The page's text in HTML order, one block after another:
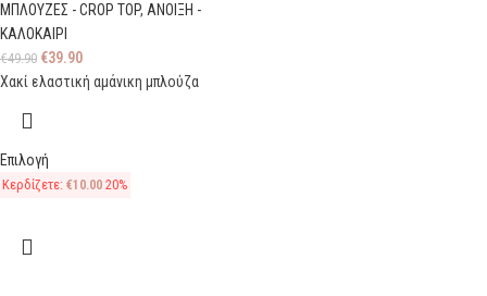
ΜΠΛΟΥΖΕΣ - CROP TOP, ΑΝΟΙΞΗ -
ΚΑΛΟΚΑΙΡΙ
€49.90 €39.90
Χακί ελαστική αμάνικη μπλούζα
Επιλογή
Κερδίζετε: €10.00 20%